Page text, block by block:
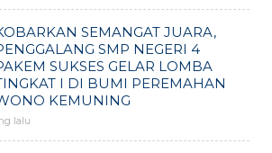
SEMANGAT JUARA,
SMP NEGERI 4
SUKSES GELAR LOMBA
I DI BUMI PEREMAHAN
KEMUNING
lalu